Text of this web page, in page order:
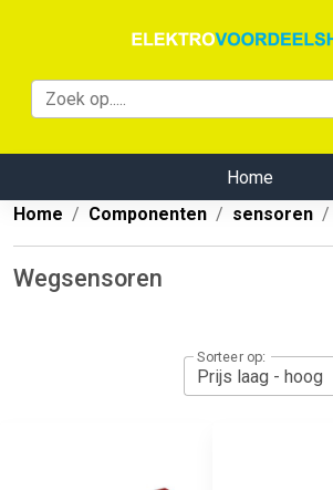
Home
Home
Componenten sensoren
Wegsensoren
Sorteer op: